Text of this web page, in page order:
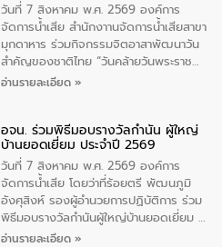
วันที่ 7 สิงหาคม พ.ศ. 2569 องค์การ
จัดการน้ำเสีย สำนักงาานจัดการน้ำเสียสาขา
มุกดาหาร ร่วมกิจกรรมจิตอาสาพัฒนาวัน
สําคัญของชาติไทย “วันคล้ายวันพระราช
สมภพ สมเด็จพระนางเจ้าสิริกิติ์พระบรม
ทิพย์คำ รองผู้ว่าราชการจังหวัดมุกดาหาร
เป็นประธานในพิธี ณ เรือนจําชั่วคราวนาโสก
ตําบลนาโสก อําเภอเมืองมุกดาหาร จังหวัด
มุกดาหาร โดยในกิจกรรมได้ร่วมปลูกป่า และ
ทําความสะอาดภายในบริเวณ จัดกิจกรรม
เพื่อถวายเป็นพระราชกุศล สมเด็จพระนาง
เจ้าสิริกิติ์พระบรมราชินีนาถ พระบรมราช
อ่านรายละเอียด »
อจน. ร่วมพิธีมอบรางวัลกำนัน ผู้ใหญ่
บ้านยอดเยี่ยม ประจำปี 2569
วันที่ 7 สิงหาคม พ.ศ. 2569 องค์การ
จัดการน้ำเสีย โดยว่าที่ร้อยตรี พัฒนภูมิ
อังศุสิงห์ รองผู้อำนวยการปฏิบัติการ ร่วม
พิธีมอบรางวัลกำนันผู้ใหญ่บ้านยอดเยี่ยม ณ
ทำเนียบรัฐบาล โดยมีนายอนุทิน ชาญวีรกูล
อ่านรายละเอียด »